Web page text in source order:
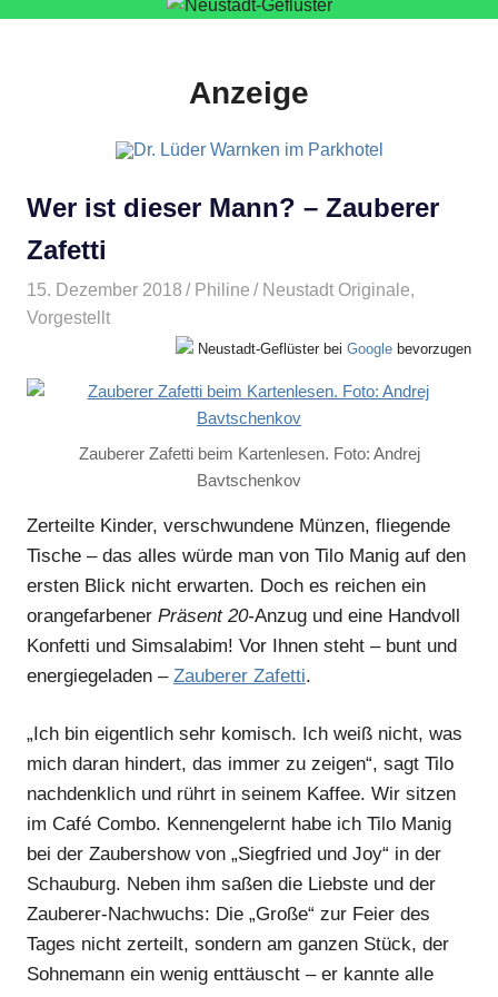
Anzeige
Wer ist dieser Mann? – Zauberer
Zafetti
15. Dezember 2018 Philine Neustadt Originale,
Vorgestellt
Neustadt-Geflüster bei Google bevorzugen
Zauberer Zafetti beim Kartenlesen. Foto: Andrej
Bavtschenkov
Zerteilte Kinder, verschwundene Münzen, fliegende
Tische – das alles würde man von Tilo Manig auf den
ersten Blick nicht erwarten. Doch es reichen ein
orangefarbener Präsent 20-Anzug und eine Handvoll
Konfetti und Simsalabim! Vor Ihnen steht – bunt und
energiegeladen – Zauberer Zafetti.
„Ich bin eigentlich sehr komisch. Ich weiß nicht, was
mich daran hindert, das immer zu zeigen“, sagt Tilo
nachdenklich und rührt in seinem Kaffee. Wir sitzen
im Café Combo. Kennengelernt habe ich Tilo Manig
bei der Zaubershow von „Siegfried und Joy“ in der
Schauburg. Neben ihm saßen die Liebste und der
Zauberer-Nachwuchs: Die „Große“ zur Feier des
Tages nicht zerteilt, sondern am ganzen Stück, der
Sohnemann ein wenig enttäuscht – er kannte alle